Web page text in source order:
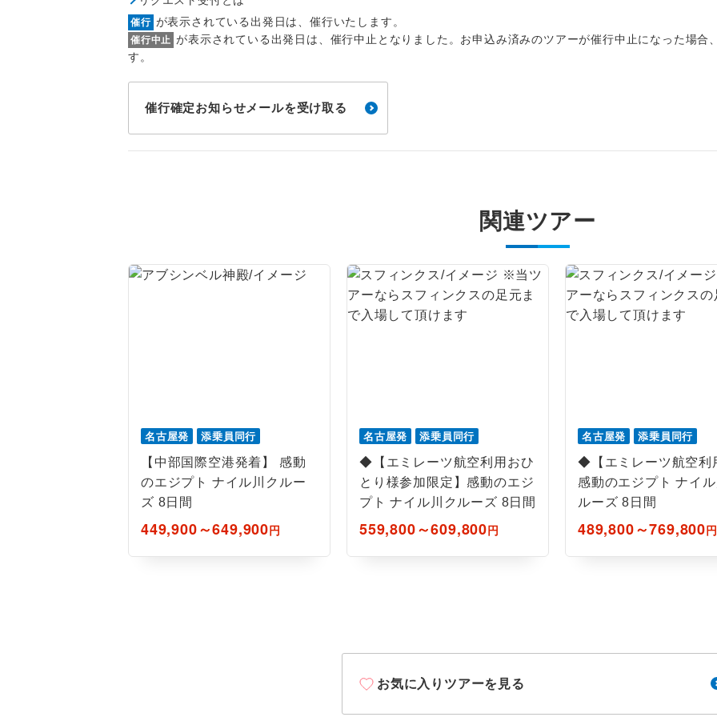
催行 が表示されている出発日は、催行いたします。
催行中止 が表示されている出発日は、催行中止となりました。お申込み済みのツアーが催行中止になった場合
す。
催行確定お知らせメールを受け取る
関連ツアー
名古屋発 添乗員同行
【中部国際空港発着】 感動
のエジプト ナイル川クルー
ズ 8日間
449,900～649,900円
名古屋発 添乗員同行
◆【エミレーツ航空利用おひ
とり様参加限定】感動のエジ
プト ナイル川クルーズ 8日間
559,800～609,800円
名古屋発 添乗員同行
◆【エミレーツ航空利
感動のエジプト ナイル
ルーズ 8日間
489,800～769,800円
お気に入りツアーを見る
2名様催行 2名様から出発可能な個人型プランです。
1名様1室同代金
ご夫婦限定 ご夫婦限定でご参加いただけるコースです。
ご参加にあたり年齢に制限があるコースです。
航空会社指定
す。
ホテル指定 ご紹介するホテルを指定したコースです。